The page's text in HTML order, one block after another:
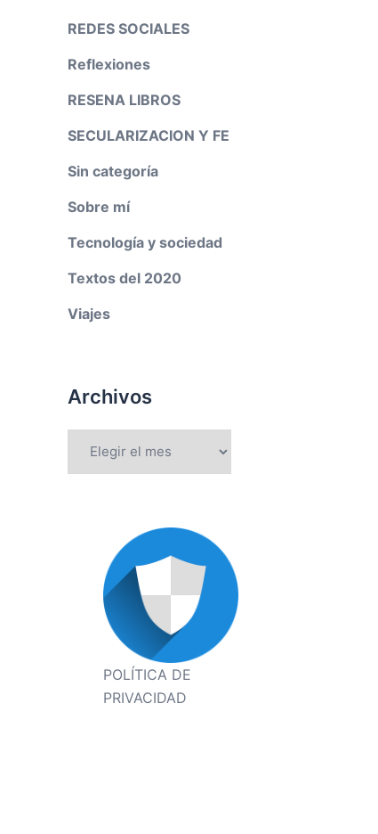
REDES SOCIALES
Reflexiones
RESENA LIBROS
SECULARIZACION Y FE
Sin categoría
Sobre mí
Tecnología y sociedad
Textos del 2020
Viajes
Archivos
POLÍTICA DE
PRIVACIDAD